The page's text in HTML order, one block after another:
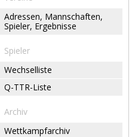
Adressen, Mannschaften,
Spieler, Ergebnisse
Spieler
Wechselliste
Q-TTR-Liste
Archiv
Wettkampfarchiv